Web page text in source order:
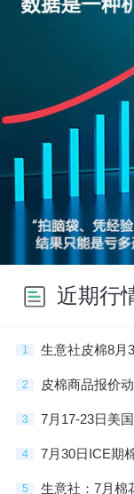
近期行
1
2
3
4
5